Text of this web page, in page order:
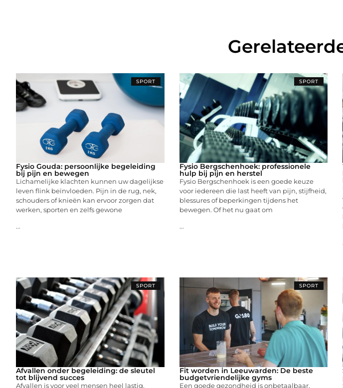
SPORT
Fysio Gouda: persoonlijke begeleiding
bij pijn en bewegen
Lichamelijke klachten kunnen uw dagelijkse
leven flink beïnvloeden. Pijn in de rug, nek,
schouders of knieën kan ervoor zorgen dat
werken, sporten en zelfs gewone
...
SPORT
Fysio Bergschenhoek: professionele
hulp bij pijn en herstel
Fysio Bergschenhoek is een goede keuze
voor iedereen die last heeft van pijn, stijfheid,
blessures of beperkingen tijdens het
bewegen. Of het nu gaat om
...
SPORT
Afvallen onder begeleiding: de sleutel
tot blijvend succes
Afvallen is voor veel mensen heel lastig,
SPORT
Fit worden in Leeuwarden: De beste
budgetvriendelijke gyms
Een goede gezondheid is onbetaalbaar,